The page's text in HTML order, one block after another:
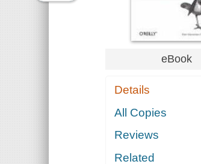
eBook
Details
All Copies
Reviews
Related